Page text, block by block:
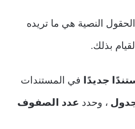
النصية هي ما تريده
بذلك.
جديدًا في المستندات
جدول ، وحدد عدد الصفوف